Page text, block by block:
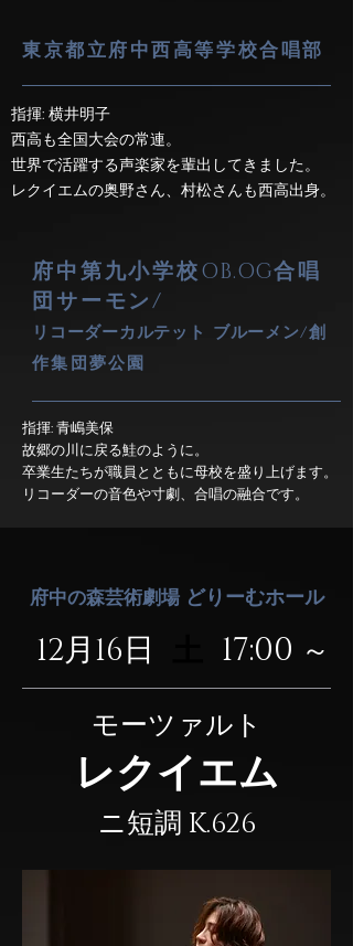
東京都立府中西高等学校合唱部
指揮: 横井明子
西高も全国大会の常連。
世界で活躍する声楽家を輩出してきました。
レクイエムの奥野さん、村松さんも西高出身。
府中第九小学校OB.OG合唱
団サーモン/
リコーダーカルテット ブルーメン/創
作集団夢公園
指揮: 青嶋美保
故郷の川に戻る鮭のように。
卒業生たちが職員とともに母校を盛り上げます。
リコーダーの音色や寸劇、 合唱の融合です。
府中の森芸術劇場 どりーむホール
12月16日 17:00 ～
モーツァルト
レクイエム
ニ短調 K.626